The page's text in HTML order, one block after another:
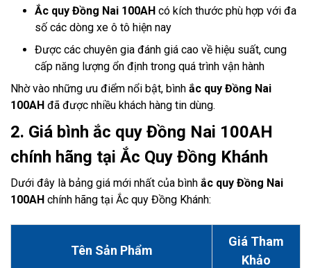
Ắc quy Đồng Nai 100AH có kích thước phù hợp với đa
số các dòng xe ô tô hiện nay
Được các chuyên gia đánh giá cao về hiệu suất, cung
cấp năng lượng ổn định trong quá trình vận hành
Nhờ vào những ưu điểm nổi bật, bình ắc quy Đồng Nai
100AH đã được nhiều khách hàng tin dùng.
2. Giá bình ắc quy Đồng Nai 100AH
chính hãng tại Ắc Quy Đồng Khánh
Dưới đây là bảng giá mới nhất của bình ắc quy Đồng Nai
100AH chính hãng tại Ắc quy Đồng Khánh:
Tên Sản Phẩm
Giá Tham
Khảo